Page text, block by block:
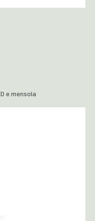
e mensola